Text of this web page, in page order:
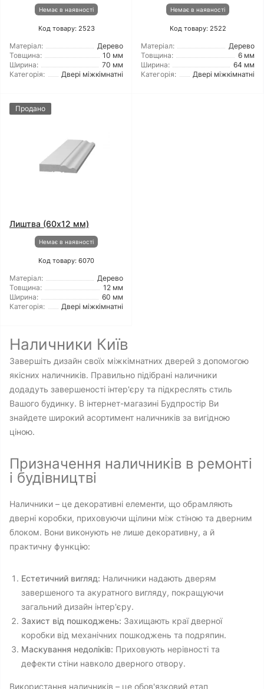
Немає в наявності
Код товару: 2523
Матеріал:
Дерево
Товщина:
10 мм
Ширина:
70 мм
Категорія:
Двері міжкімнатні
Немає в наявності
Код товару: 2522
Матеріал:
Дерево
Товщина:
6 мм
Ширина:
64 мм
Категорія:
Двері міжкімнатні
Продано
Лиштва (60x12 мм)
Немає в наявності
Код товару: 6070
Матеріал:
Дерево
Товщина:
12 мм
Ширина:
60 мм
Категорія:
Двері міжкімнатні
Наличники Київ
Завершіть дизайн своїх міжкімнатних дверей з допомогою
якісних наличників. Правильно підібрані наличники
додадуть завершеності інтер'єру та підкреслять стиль
Вашого будинку. В інтернет-магазині Будпростір Ви
знайдете широкий асортимент наличників за вигідною
ціною.
Призначення наличників в ремонті
і будівництві
Наличники – це декоративні елементи, що обрамляють
дверні коробки, приховуючи щілини між стіною та дверним
блоком. Вони виконують не лише декоративну, а й
практичну функцію:
Естетичний вигляд: Наличники надають дверям
завершеного та акуратного вигляду, покращуючи
загальний дизайн інтер'єру.
Захист від пошкоджень: Захищають краї дверної
коробки від механічних пошкоджень та подряпин.
Маскування недоліків: Приховують нерівності та
дефекти стіни навколо дверного отвору.
Використання наличників – це обов'язковий етап